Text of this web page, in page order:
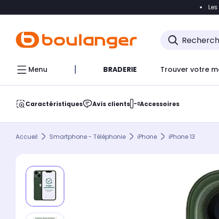
Accéder
Menu BRADERIE Trouver votre
Caractéristiques Avis clients Accessoires
Accueil Smartphone - Téléphonie iPhone iPhone 13